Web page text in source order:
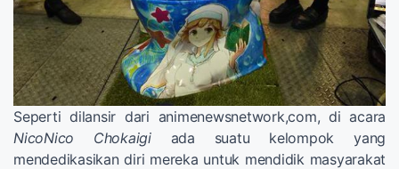
Seperti dilansir dari animenewsnetwork,com, di acara
NicoNico Chokaigiada suatu kelompok yang
mendedikasikan diri mereka untuk mendidik masyarakat